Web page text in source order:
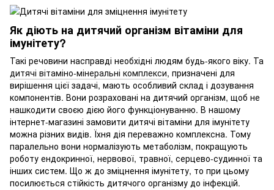
Як діють на дитячий організм вітаміни для
імунітету?
Такі речовини насправді необхідні людям будь-якого віку. Та
дитячі вітаміно-мінеральні комплекси, призначені для
вирішення цієї задачі, мають особливий склад і дозування
компонентів. Вони розраховані на дитячий організм, щоб не
нашкодити своєю дією його функціонуванню. В нашому
інтернет-магазині замовити дитячі вітаміни для імунітету
можна різних видів. Їхня дія переважно комплексна. Тому
паралельно вони нормалізують метаболізм, покращують
роботу ендокринної, нервової, травної, серцево-судинної та
інших систем. Що ж до зміцнення імунітету, то при цьому
посилюється стійкість дитячого організму до інфекцій.